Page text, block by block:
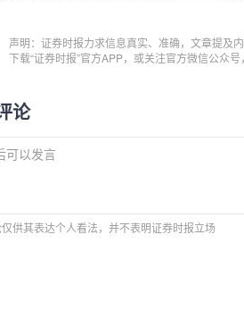
声明：证券时报力求信息真实、准确，文章提及
下载“证券时报”官方APP，或关注官方微信公众
论
可以发言
供其表达个人看法，并不表明证券时报立场